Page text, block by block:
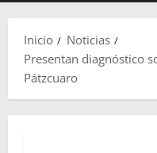
Inicio
Noticias
Presentan diagnóstico
Pátzcuaro